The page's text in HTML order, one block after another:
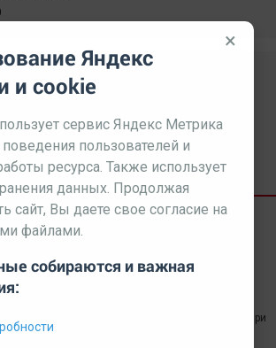
Реклама
может содержать контент,
лиц 18+
не совпадать с мнением отдельных авторов.При
сайта ссылка обязательна.
×
Яндекс
и cookie
сервис Яндекс Метрика
пользователей и
ресурса. Также использует
данных. Продолжая
сайт, Вы даете свое согласие на
файлами.
собираются и важная